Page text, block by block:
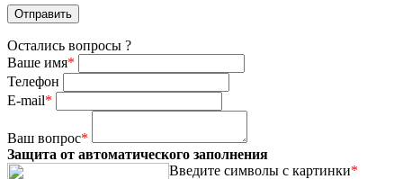
Остались вопросы ?
Ваше имя*
Телефон
E-mail*
Ваш вопрос*
Защита от автоматического заполнения
Введите символы с картинки*